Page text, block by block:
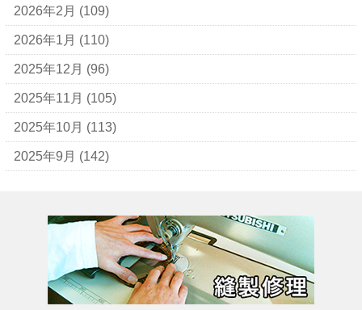
アレン・エドモンズ
アンナ モリナーリ
イブ・サンローラン
ヴェロ・キーオ
ウンガロ
エヴー
カルティエ
カンペール
2026年2月 (109)
2026年1月 (110)
2025年12月 (96)
2025年11月 (105)
2025年10月 (113)
2025年9月 (142)